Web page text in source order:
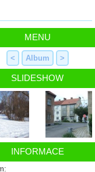
MENU
< Album >
SLIDESHOW
INFORMACE